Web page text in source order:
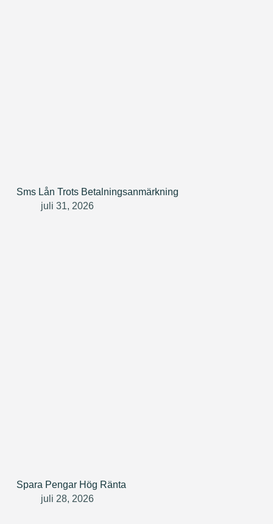
Sms Lån Trots Betalningsanmärkning
juli 31, 2026
Spara Pengar Hög Ränta
juli 28, 2026